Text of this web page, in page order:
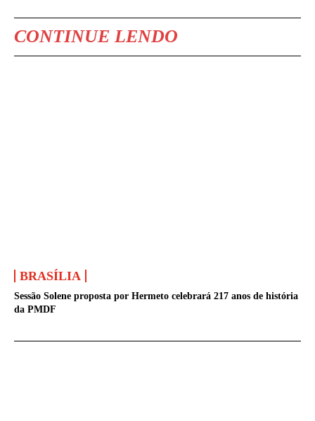
CONTINUE LENDO
BRASÍLIA
Sessão Solene proposta por Hermeto celebrará 217 anos de história
da PMDF